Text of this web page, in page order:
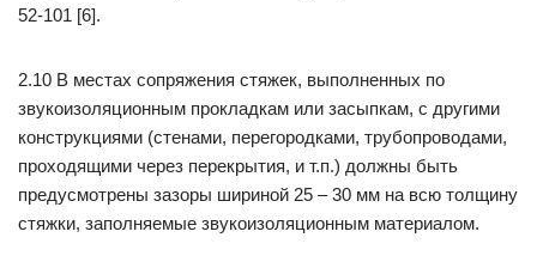
52-101 [6].
2.10 В местах сопряжения стяжек, выполненных по
звукоизоляционным прокладкам или засыпкам, с другими
конструкциями (стенами, перегородками, трубопроводами,
проходящими через перекрытия, и т.п.) должны быть
предусмотрены зазоры шириной 25 – 30 мм на всю толщину
стяжки, заполняемые звукоизоляционным материалом.